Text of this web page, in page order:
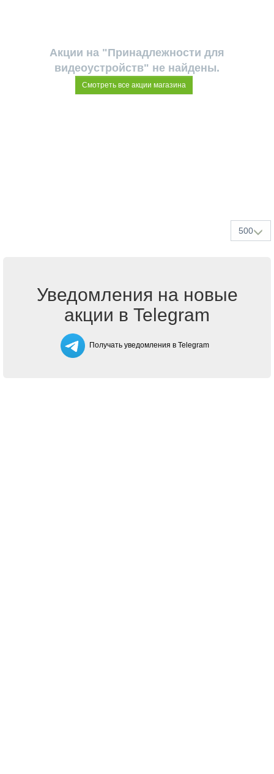
Акции на "Принадлежности для
видеоустройств" не найдены.
Смотреть все акции магазина
500
Уведомления на новые
акции в Telegram
Получать уведомления в Telegram